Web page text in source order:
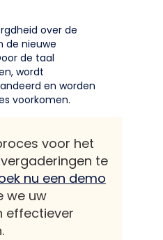
over de
de nieuwe
de taal
wordt
en worden
voorkomen.
voor het
te
nu een demo
we uw
effectiever